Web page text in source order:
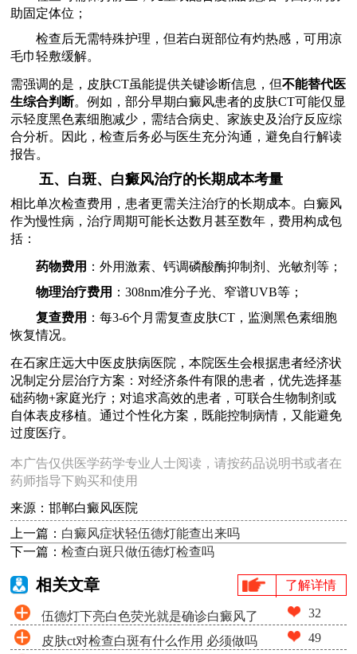
助固定体位；
检查后无需特殊护理，但若白斑部位有灼热感，可用凉
毛巾轻敷缓解。
需强调的是，皮肤CT虽能提供关键诊断信息，但不能替代医
生综合判断。例如，部分早期白癜风患者的皮肤CT可能仅显
示轻度黑色素细胞减少，需结合病史、家族史及治疗反应综
合分析。因此，检查后务必与医生充分沟通，避免自行解读
报告。
五、白斑、白癜风治疗的长期成本考量
相比单次检查费用，患者更需关注治疗的长期成本。白癜风
作为慢性病，治疗周期可能长达数月甚至数年，费用构成包
括：
药物费用 ：外用激素、钙调磷酸酶抑制剂、光敏剂等；
物理治疗费用 ：308nm准分子光、窄谱UVB等；
复查费用 ：每3-6个月需复查皮肤CT，监测黑色素细胞
恢复情况。
在石家庄远大中医皮肤病医院，本院医生会根据患者经济状
况制定分层治疗方案：对经济条件有限的患者，优先选择基
础药物+家庭光疗；对追求高效的患者，可联合生物制剂或
自体表皮移植。通过个性化方案，既能控制病情，又能避免
过度医疗。
本广告仅供医学药学专业人士阅读，请按药品说明书或者在
药师指导下购买和使用
来源：邯郸白癜风医院
上一篇： 白癜风症状轻伍德灯能查出来吗
下一篇：检查白斑只做伍德灯检查吗
相关文章 了解详情
伍德灯下亮白色荧光就是确诊白癜风了
吗
32
皮肤ct对检查白斑有什么作用 必须做吗 49